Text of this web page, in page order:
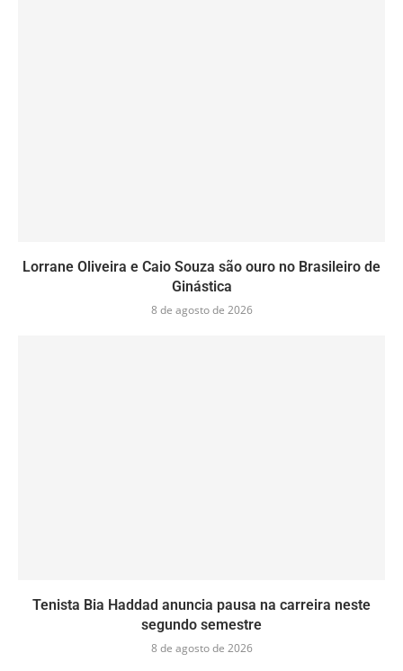
Lorrane Oliveira e Caio Souza são ouro no Brasileiro de
Ginástica
8 de agosto de 2026
Tenista Bia Haddad anuncia pausa na carreira neste
segundo semestre
8 de agosto de 2026